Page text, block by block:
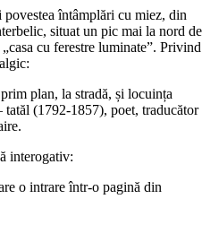
întâmplări cu miez, din
situat un pic mai la nord de
cu ferestre luminate”. Privind
plan, la stradă, și locuința
(1792-1857), poet, traducător
interogativ:
o intrare într-o pagină din